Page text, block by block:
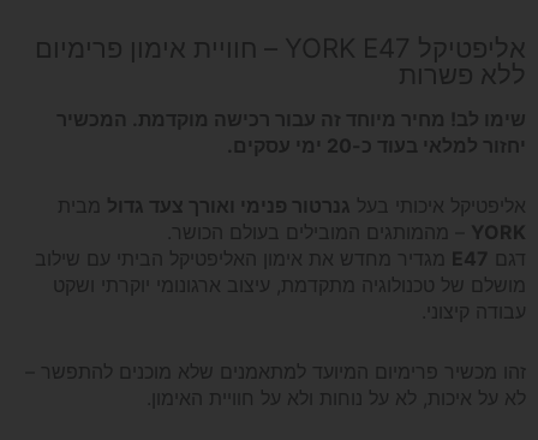
E47
אליפטיקל YORK E47 – חוויית אימון פרימיום
ללא פשרות
שימו לב! מחיר מיוחד זה עבור רכישה מוקדמת. המכשיר
יחזור למלאי בעוד כ-20 ימי עסקים.
אליפטיקל איכותי בעל גנרטור פנימי ואורך צעד גדול מבית
YORK – מהמותגים המובילים בעולם הכושר.
דגם E47 מגדיר מחדש את אימון האליפטיקל הביתי עם שילוב
מושלם של טכנולוגיה מתקדמת, עיצוב ארגונומי יוקרתי ושקט
עבודה קיצוני.
זהו מכשיר פרימיום המיועד למתאמנים שלא מוכנים להתפשר –
לא על איכות, לא על נוחות ולא על חוויית האימון.